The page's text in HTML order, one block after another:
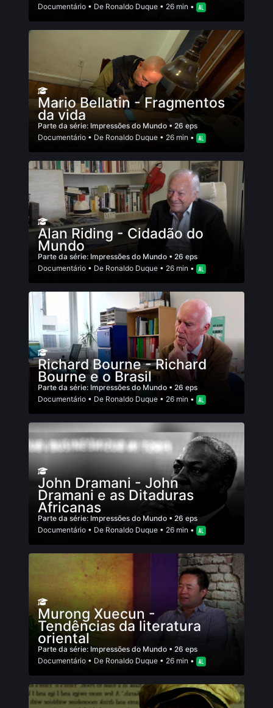
Documentário • De Ronaldo Duque • 26 min •
Mario Bellatin - Fragmentos
da vida
Parte da série: Impressões do Mundo • 26 eps
Documentário • De Ronaldo Duque • 26 min •
Alan Riding - Cidadão do
Mundo
Parte da série: Impressões do Mundo • 26 eps
Documentário • De Ronaldo Duque • 26 min •
Richard Bourne - Richard
Bourne e o Brasil
Parte da série: Impressões do Mundo • 26 eps
Documentário • De Ronaldo Duque • 26 min •
John Dramani - John
Dramani e as Ditaduras
Africanas
Parte da série: Impressões do Mundo • 26 eps
Documentário • De Ronaldo Duque • 26 min •
Murong Xuecun -
Tendências da literatura
oriental
Parte da série: Impressões do Mundo • 26 eps
Documentário • De Ronaldo Duque • 26 min •